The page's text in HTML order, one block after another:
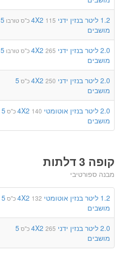
1.2 ליטר בנזין ידני 4X2 115 כ"ס טורבו 5
מושבים
2.0 ליטר בנזין ידני 4X2 265 כ"ס טורבו 5
מושבים
2.0 ליטר בנזין ידני 4X2 250 כ"ס
5
מושבים
2.0 ליטר בנזין אוטומטי 4X2 140 כ"ס
5
מושבים
קופה 3 דלתות
מבנה ספורטיבי
1.2 ליטר בנזין אוטומטי 4X2 132 כ"ס
5
מושבים
2.0 ליטר בנזין ידני 4X2 265 כ"ס
5
מושבים